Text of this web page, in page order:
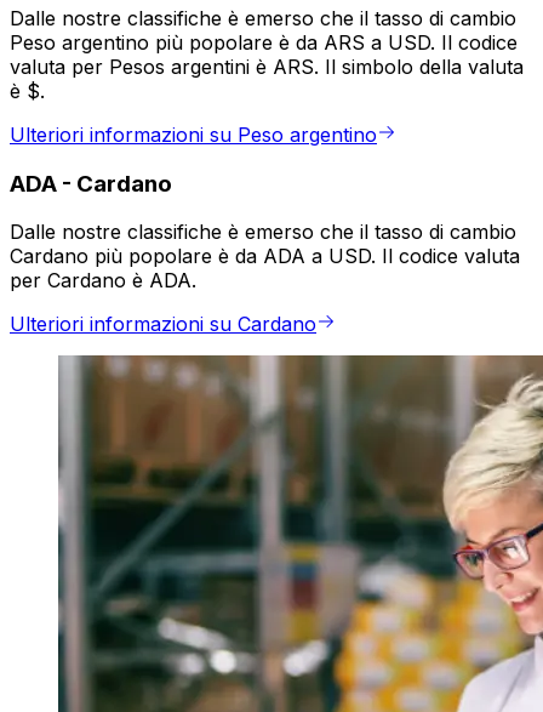
Dalle nostre classifiche è emerso che il tasso di cambio
Peso argentino più popolare è da ARS a USD. Il codice
valuta per Pesos argentini è ARS. Il simbolo della valuta
è $.
Ulteriori informazioni su Peso argentino
ADA - Cardano
Dalle nostre classifiche è emerso che il tasso di cambio
Cardano più popolare è da ADA a USD. Il codice valuta
per Cardano è ADA.
Ulteriori informazioni su Cardano